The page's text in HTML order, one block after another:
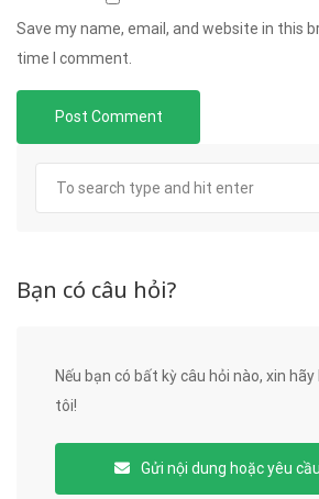
Save my name, email, and website in this
time I comment.
Bạn có câu hỏi?
Nếu bạn có bất kỳ câu hỏi nào, xin
tôi!
Gửi nội dung hoặc yêu